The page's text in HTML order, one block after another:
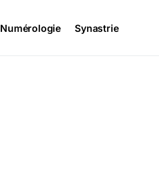
Numérologie Synastrie